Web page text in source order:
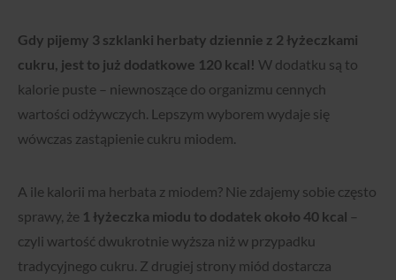
Gdy pijemy 3 szklanki herbaty dziennie z 2 łyżeczkami
cukru, jest to już dodatkowe 120 kcal! W dodatku są to
kalorie puste – niewnoszące do organizmu cennych
wartości odżywczych. Lepszym wyborem wydaje się
wówczas zastąpienie cukru miodem.
A ile kalorii ma herbata z miodem? Nie zdajemy sobie często
sprawy, że 1 łyżeczka miodu to dodatek około 40 kcal –
czyli wartość dwukrotnie wyższa niż w przypadku
tradycyjnego cukru. Z drugiej strony miód dostarcza